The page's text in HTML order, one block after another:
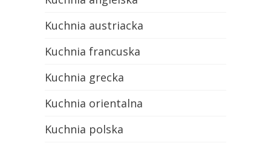
Kuchnia austriacka
Kuchnia francuska
Kuchnia grecka
Kuchnia orientalna
Kuchnia polska